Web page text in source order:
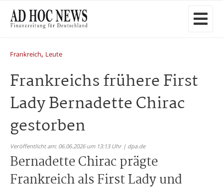
Frankreich, Leute
Frankreichs frühere First
Lady Bernadette Chirac
gestorben
Veröffentlicht am: 06.06.2026 um 13:13 Uhr | dpa.de
Bernadette Chirac prägte
Frankreich als First Lady und